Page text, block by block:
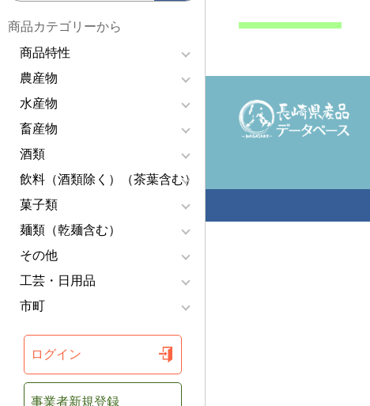
商品カテゴリーから
商品特性
農産物
水産物
畜産物
酒類
飲料（酒類除く）（茶葉含む）
菓子類
麺類（乾麺含む）
その他
工芸・日用品
市町
ログイン
事業者新規登録